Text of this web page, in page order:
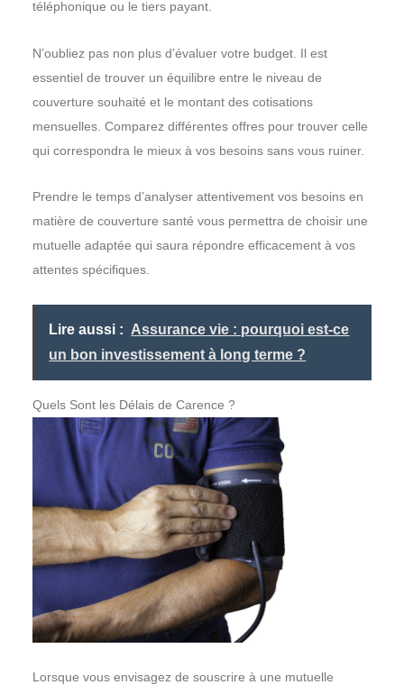
téléphonique ou le tiers payant.
N’oubliez pas non plus d’évaluer votre budget. Il est
essentiel de trouver un équilibre entre le niveau de
couverture souhaité et le montant des cotisations
mensuelles. Comparez différentes offres pour trouver celle
qui correspondra le mieux à vos besoins sans vous ruiner.
Prendre le temps d’analyser attentivement vos besoins en
matière de couverture santé vous permettra de choisir une
mutuelle adaptée qui saura répondre efficacement à vos
attentes spécifiques.
Lire aussi : Assurance vie : pourquoi est-ce
un bon investissement à long terme ?
Quels Sont les Délais de Carence ?
Lorsque vous envisagez de souscrire à une mutuelle